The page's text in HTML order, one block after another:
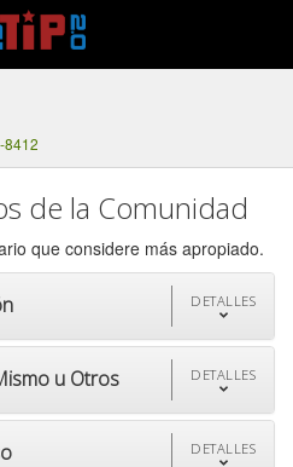
8412
de la Comunidad
que considere más apropiado.
DETALLES
u Otros DETALLES
DETALLES